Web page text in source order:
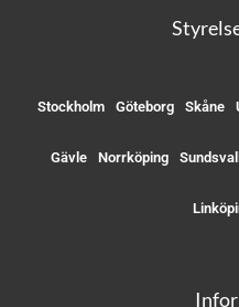
Stockholm Göteborg Skåne
Gävle Norrköping Sundsvall